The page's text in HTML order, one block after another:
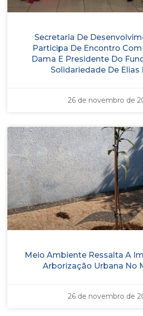
Secretaria De
Participa De Encontro
Dama E Presidente Do
Solidariedade De Elias
26 de novembro de
Meio Ambiente Ressalta A
Arborização Urbana No
26 de novembro de